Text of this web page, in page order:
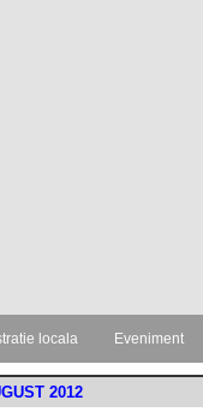
locala Eveniment
2012